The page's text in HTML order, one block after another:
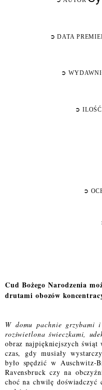
➲ DATA
➲
➲
➲
Cud Bożego Narodzenia
drutami obozów
W domu pachnie
rozświetlona świeczkami,
obraz najpiękniejszych
czas, gdy musiały
było spędzić w Auschwitz-
Ravensbruck czy na
choć na chwilę doświadczyć